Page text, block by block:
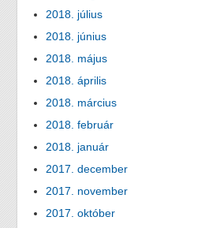
2018. július
2018. június
2018. május
2018. április
2018. március
2018. február
2018. január
2017. december
2017. november
2017. október